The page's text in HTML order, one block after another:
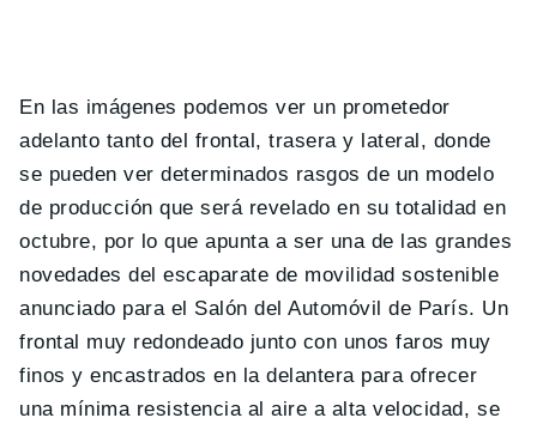
En las imágenes podemos ver un prometedor
adelanto tanto del frontal, trasera y lateral, donde
se pueden ver determinados rasgos de un modelo
de producción que será revelado en su totalidad en
octubre, por lo que apunta a ser una de las grandes
novedades del escaparate de movilidad sostenible
anunciado para el Salón del Automóvil de París. Un
frontal muy redondeado junto con unos faros muy
finos y encastrados en la delantera para ofrecer
una mínima resistencia al aire a alta velocidad, se